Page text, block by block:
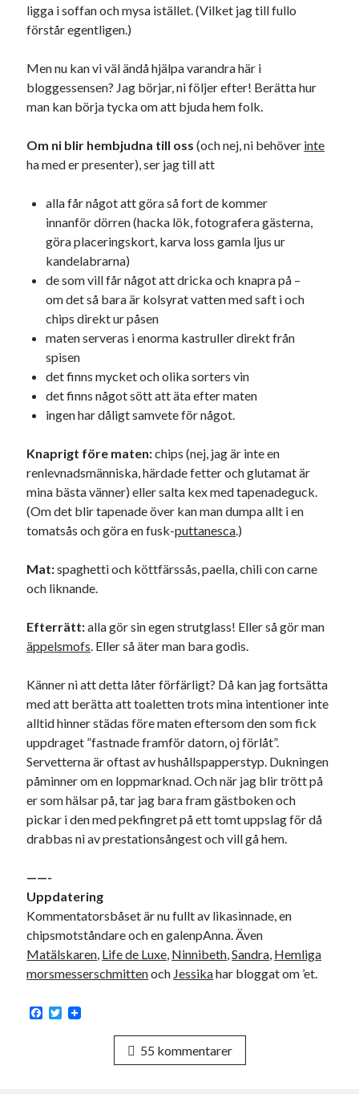
Julkalenderfacit Julkalendern
kåseri lifvet Lund mat
minnen mode museum musik
reklam resa sekrutt
sommar språk språkpolis
svenska
USA
Dessa har något gemensamt
Fantastiskt välformulerad moderecensent
Onödiga citattecken
En amerikansk språkpolis
Fula biblioteksböcker
Egna länkar
Bokstävlar & AI – mitt levebröd. Gå en kurs!
Den stora bloggläsarvärvsveckan
Köttfärslimpan på allas läppar
Länkskolan
Vad ska du laga för mat idag? (Recept!)
Meta
Logga in
Flöde för inlägg
Flöde för kommentarer
WordPress.org
Swish: 070-8885542
ligga i soffan och mysa istället. (Vilket jag till fullo
förstår egentligen.)
Men nu kan vi väl ändå hjälpa varandra här i
bloggessensen? Jag börjar, ni följer efter! Berätta hur
man kan börja tycka om att bjuda hem folk.
Om ni blir hembjudna till oss (och nej, ni behöver inte
ha med er presenter), ser jag till att
alla får något att göra så fort de kommer
innanför dörren (hacka lök, fotografera gästerna,
göra placeringskort, karva loss gamla ljus ur
kandelabrarna)
de som vill får något att dricka och knapra på –
om det så bara är kolsyrat vatten med saft i och
chips direkt ur påsen
maten serveras i enorma kastruller direkt från
spisen
det finns mycket och olika sorters vin
det finns något sött att äta efter maten
ingen har dåligt samvete för något.
Knaprigt före maten:chips (nej, jag är inte en
renlevnadsmänniska, härdade fetter och glutamat är
mina bästa vänner) eller salta kex med tapenadeguck.
(Om det blir tapenade över kan man dumpa allt i en
tomatsås och göra en fusk-puttanesca.)
Mat:spaghetti och köttfärssås, paella, chili con carne
och liknande.
Efterrätt:alla gör sin egen strutglass! Eller så gör man
äppelsmofs. Eller så äter man bara godis.
Känner ni att detta låter förfärligt? Då kan jag fortsätta
med att berätta att toaletten trots mina intentioner inte
alltid hinner städas före maten eftersom den som fick
uppdraget ”fastnade framför datorn, oj förlåt”.
Servetterna är oftast av hushållspapperstyp. Dukningen
påminner om en loppmarknad. Och när jag blir trött på
er som hälsar på, tar jag bara fram gästboken och
pickar i den med pekfingret på ett tomt uppslag för då
drabbas ni av prestationsångest och vill gå hem.
——-
Uppdatering
Kommentatorsbåset är nu fullt av likasinnade, en
chipsmotståndare och en galenpAnna. Även
Matälskaren, Life de Luxe, Ninnibeth,Sandra, Hemliga
morsmesserschmittenoch Jessikahar bloggat om ’et.
F
T
55 kommentarer